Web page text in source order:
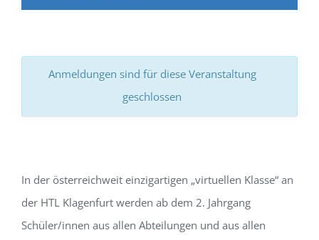
Anmeldungen sind für diese Veranstaltung
geschlossen
In der österreichweit einzigartigen „virtuellen Klasse“ an
der HTL Klagenfurt werden ab dem 2. Jahrgang
Schüler/innen aus allen Abteilungen und aus allen